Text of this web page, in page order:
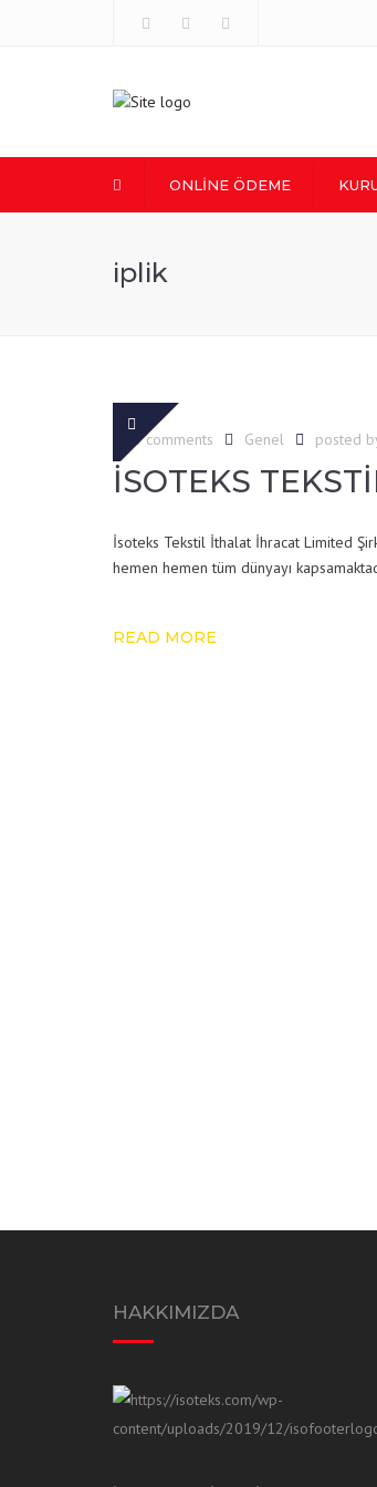
ONLINE ÖDEME
iplik
0 comments Genel posted
İSOTEKS
İsoteks Tekstil İthalat İhracat Limited
hemen hemen tüm dünyayı
READ MORE
HAKKIMIZDA